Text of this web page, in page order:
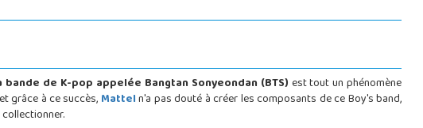
bande de K-pop appelée Bangtan Sonyeondan (BTS)est tout un phénomène
grâce à ce succès,Matteln'a pas douté à créer les composants de ce Boy's band,